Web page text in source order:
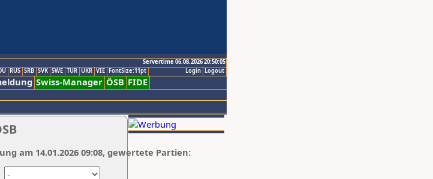
Servertime 06.08.2026 20:50:05
Logout
Login
RUS SRB SVK SWE TUR UKR VIE FontSize:11pt
Swiss-Manager ÖSB FIDE
am 14.01.2026 09:08, gewertete Partien: